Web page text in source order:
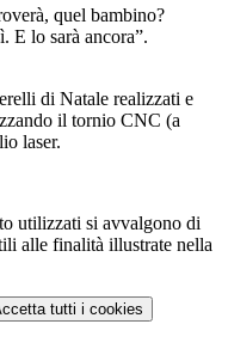
quel bambino?
E lo sarà ancora”.
di Natale realizzati e
il tornio CNC (a
laser.
utilizzati si avvalgono di
alle finalità illustrate nella
tutti i cookies